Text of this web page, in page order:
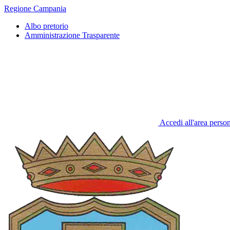
Regione Campania
Albo pretorio
Amministrazione Trasparente
Accedi all'area